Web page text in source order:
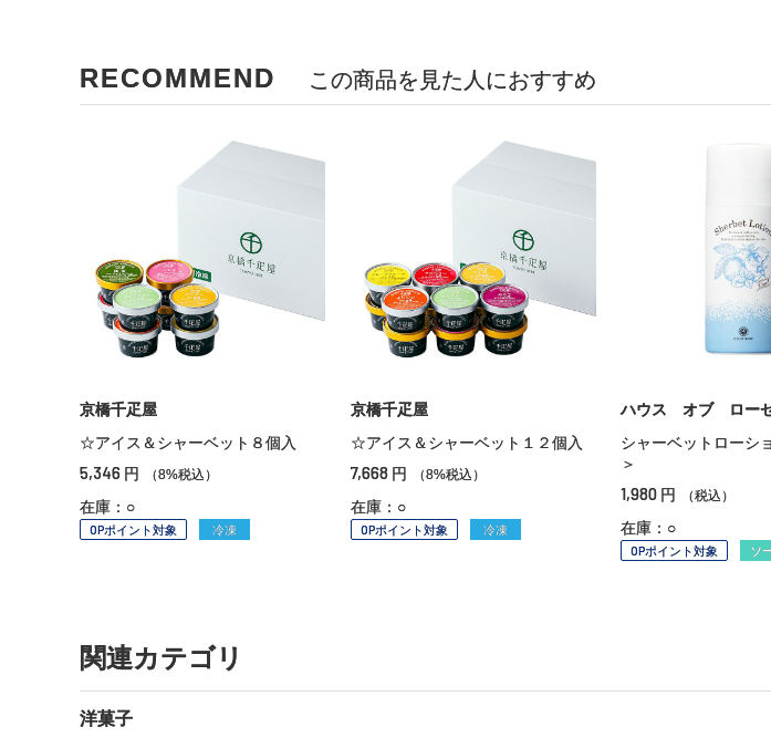
RECOMMEND この商品を見た人におすすめ
京橋千疋屋
☆アイス＆シャーベット８個入
5,346 円 （8%税込）
在庫：○
OPポイント対象 冷凍
京橋千疋屋
☆アイス＆シャーベット１２個入
7,668 円 （8%税込）
在庫：○
OPポイント対象 冷凍
ハウス オブ ロー
シャーベットローシ
＞
1,980 円 （税込）
在庫：○
OPポイント対象 ソ
関連カテゴリ
洋菓子